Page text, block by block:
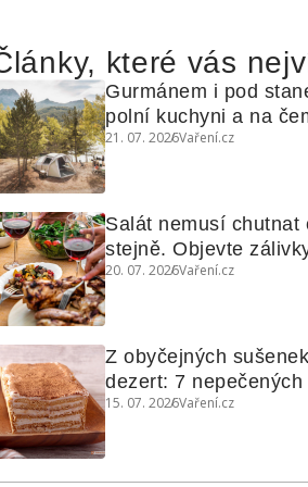
které vás
Gurmánem i pod
polní kuchyni a na
21. 07. 2026Vaření.cz
Salát nemusí chutnat
stejně. Objevte
využijete i na maso,
20. 07. 2026Vaření.cz
Z obyčejných
dezert: 7
koláčů
15. 07. 2026Vaření.cz